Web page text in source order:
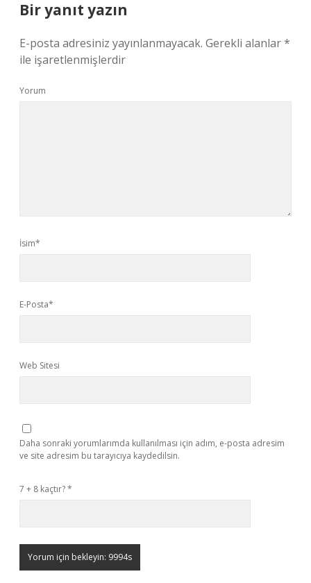
Bir yanıt yazın
E-posta adresiniz yayınlanmayacak. Gerekli alanlar*
ile işaretlenmişlerdir
Yorum
İsim*
E-Posta*
Web Sitesi
Daha sonraki yorumlarımda kullanılması için adım, e-posta adresim
ve site adresim bu tarayıcıya kaydedilsin.
7 + 8 kaçtır?*